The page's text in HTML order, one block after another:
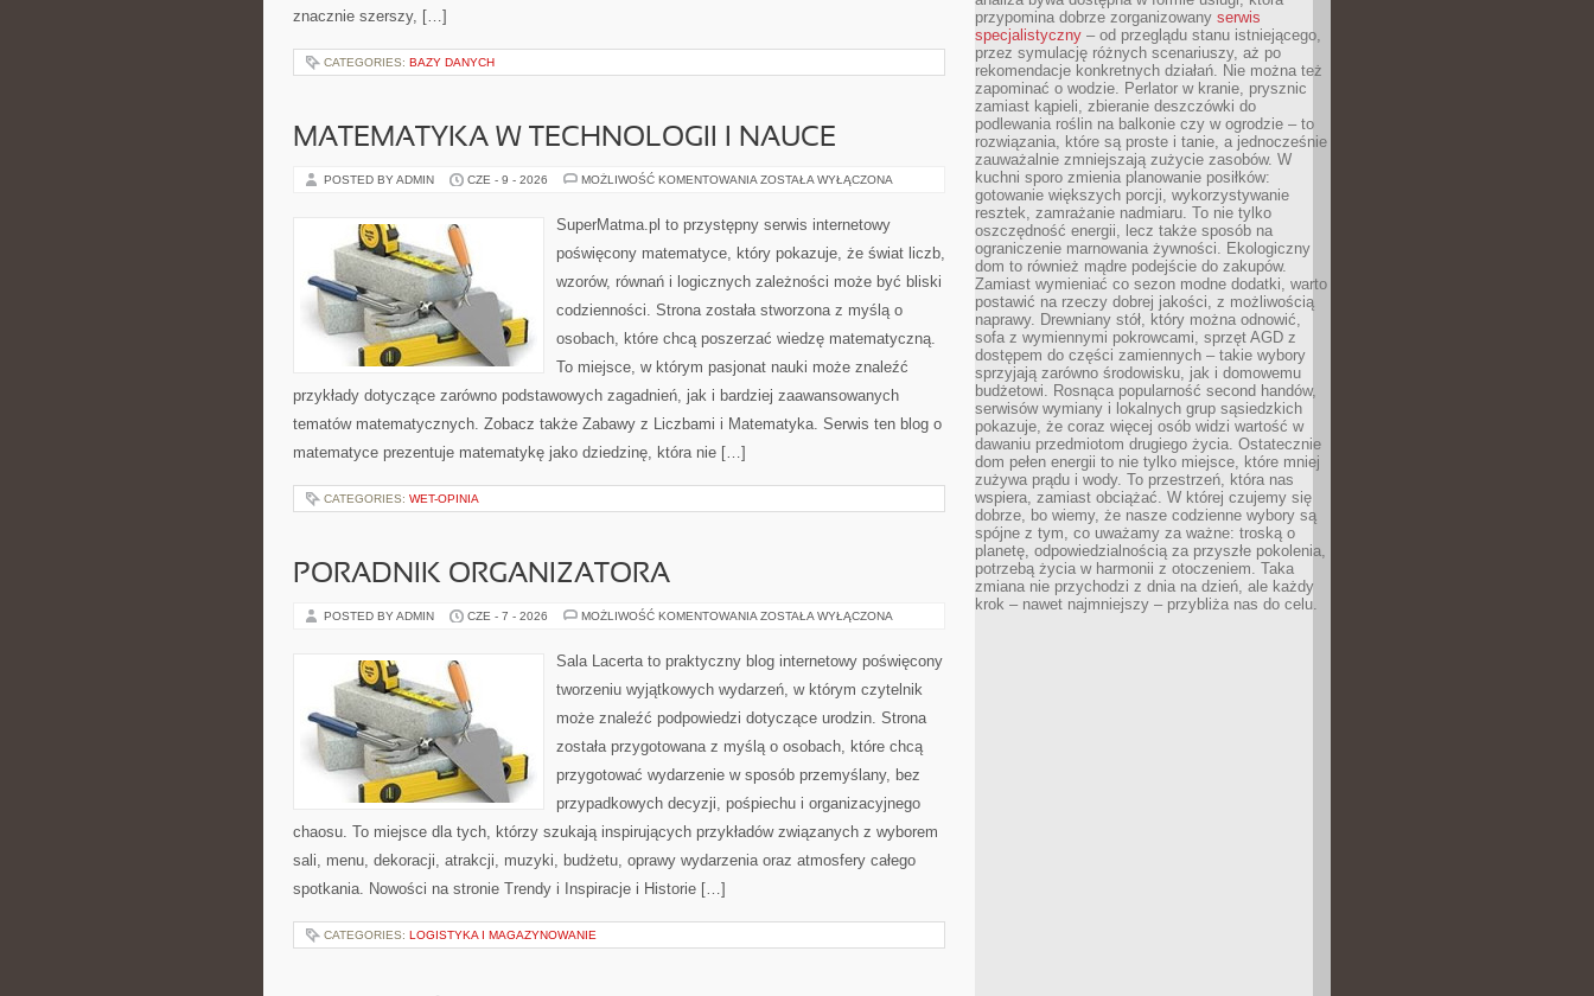
znacznie szerszy, […]
CATEGORIES: BAZY DANYCH
MATEMATYKA W TECHNOLOGII I NAUCE
POSTED BY ADMIN CZE - 9 - 2026 MOŻLIWOŚĆ KOMENTOWANIA MATEMATYKA
NAUCE
ZOSTAŁA WYŁĄCZONA
SuperMatma.pl to przystępny serwis internetowy
poświęcony matematyce, który pokazuje, że świat liczb,
wzorów, równań i logicznych zależności może być bliski
codzienności. Strona została stworzona z myślą o
osobach, które chcą poszerzać wiedzę matematyczną.
To miejsce, w którym pasjonat nauki może znaleźć
przykłady dotyczące zarówno podstawowych zagadnień, jak i bardziej zaawansowanych
tematów matematycznych. Zobacz także Zabawy z Liczbami i Matematyka. Serwis ten blog o
matematyce prezentuje matematykę jako dziedzinę, która nie […]
CATEGORIES: WET-OPINIA
PORADNIK ORGANIZATORA
POSTED BY ADMIN CZE - 7 - 2026 MOŻLIWOŚĆ KOMENTOWANIA PORADNIK
ZOSTAŁA WYŁĄCZONA
Sala Lacerta to praktyczny blog internetowy poświęcony
tworzeniu wyjątkowych wydarzeń, w którym czytelnik
może znaleźć podpowiedzi dotyczące urodzin. Strona
została przygotowana z myślą o osobach, które chcą
przygotować wydarzenie w sposób przemyślany, bez
przypadkowych decyzji, pośpiechu i organizacyjnego
chaosu. To miejsce dla tych, którzy szukają inspirujących przykładów związanych z wyborem
sali, menu, dekoracji, atrakcji, muzyki, budżetu, oprawy wydarzenia oraz atmosfery całego
spotkania. Nowości na stronie Trendy i Inspiracje i Historie […]
CATEGORIES: LOGISTYKA I MAGAZYNOWANIE
przypomina dobrze zorganizowany serwis
specjalistyczny – od przeglądu stanu istniejącego,
przez symulację różnych scenariuszy, aż po
rekomendacje konkretnych działań. Nie można też
zapominać o wodzie. Perlator w kranie, prysznic
zamiast kąpieli, zbieranie deszczówki do
podlewania roślin na balkonie czy w ogrodzie – to
rozwiązania, które są proste i tanie, a jednocześnie
zauważalnie zmniejszają zużycie zasobów. W
kuchni sporo zmienia planowanie posiłków:
gotowanie większych porcji, wykorzystywanie
resztek, zamrażanie nadmiaru. To nie tylko
oszczędność energii, lecz także sposób na
ograniczenie marnowania żywności. Ekologiczny
dom to również mądre podejście do zakupów.
Zamiast wymieniać co sezon modne dodatki, warto
postawić na rzeczy dobrej jakości, z możliwością
naprawy. Drewniany stół, który można odnowić,
sofa z wymiennymi pokrowcami, sprzęt AGD z
dostępem do części zamiennych – takie wybory
sprzyjają zarówno środowisku, jak i domowemu
budżetowi. Rosnąca popularność second handów,
serwisów wymiany i lokalnych grup sąsiedzkich
pokazuje, że coraz więcej osób widzi wartość w
dawaniu przedmiotom drugiego życia. Ostatecznie
dom pełen energii to nie tylko miejsce, które mniej
zużywa prądu i wody. To przestrzeń, która nas
wspiera, zamiast obciążać. W której czujemy się
dobrze, bo wiemy, że nasze codzienne wybory są
spójne z tym, co uważamy za ważne: troską o
planetę, odpowiedzialnością za przyszłe pokolenia,
potrzebą życia w harmonii z otoczeniem. Taka
zmiana nie przychodzi z dnia na dzień, ale każdy
krok – nawet najmniejszy – przybliża nas do celu.